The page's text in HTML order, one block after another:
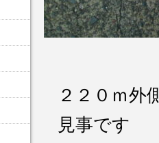
２２０
見事です